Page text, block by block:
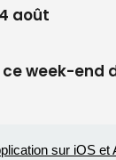
la nouvelle
du spectacle
: la Corse aux
ne reviendra
recul dans